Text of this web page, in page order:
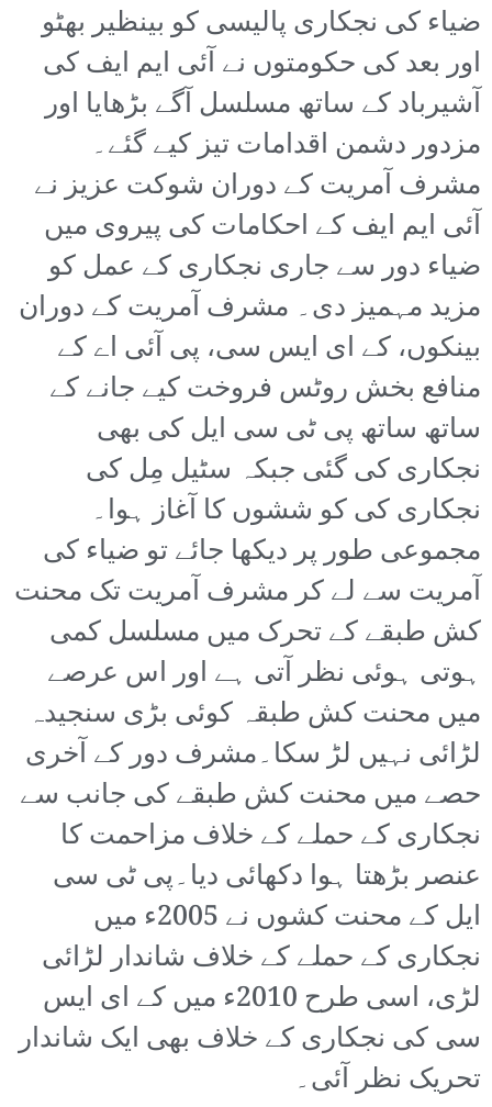
ضیاء کی نجکاری پالیسی کو بینظیر بھٹو
اور بعد کی حکومتوں نے آئی ایم ایف کی
آشیرباد کے ساتھ مسلسل آگے بڑھایا اور
مزدور دشمن اقدامات تیز کیے گئے۔
مشرف آمریت کے دوران شوکت عزیز نے
آئی ایم ایف کے احکامات کی پیروی میں
ضیاء دور سے جاری نجکاری کے عمل کو
مزید مہمیز دی۔ مشرف آمریت کے دوران
بینکوں، کے ای ایس سی، پی آئی اے کے
منافع بخش روٹس فروخت کیے جانے کے
ساتھ ساتھ پی ٹی سی ایل کی بھی
نجکاری کی گئی جبکہ سٹیل مِل کی
نجکاری کی کو ششوں کا آغاز ہوا۔
مجموعی طور پر دیکھا جائے تو ضیاء کی
آمریت سے لے کر مشرف آمریت تک محنت
کش طبقے کے تحرک میں مسلسل کمی
ہوتی ہوئی نظر آتی ہے اور اس عرصے
میں محنت کش طبقہ کوئی بڑی سنجیدہ
لڑائی نہیں لڑ سکا۔مشرف دور کے آخری
حصے میں محنت کش طبقے کی جانب سے
نجکاری کے حملے کے خلاف مزاحمت کا
عنصر بڑھتا ہوا دکھائی دیا۔پی ٹی سی
ایل کے محنت کشوں نے 2005ء میں
نجکاری کے حملے کے خلاف شاندار لڑائی
لڑی، اسی طرح 2010ء میں کے ای ایس
سی کی نجکاری کے خلاف بھی ایک شاندار
تحریک نظر آئی۔